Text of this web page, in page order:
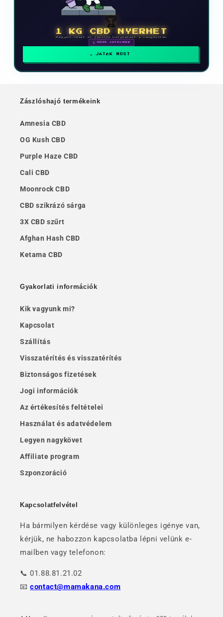
🏆
1 KG CBD NYERHET
Vegyen részt és javítsa helyezését a ranglistán
🗓 HAVI JUTALMAK
JÁTÉK MOST
Zászlóshajó termékeink
Amnesia CBD
OG Kush CBD
Purple Haze CBD
Cali CBD
Moonrock CBD
CBD szikrázó sárga
3X CBD szűrt
Afghan Hash CBD
Ketama CBD
Gyakorlati információk
Kik vagyunk mi?
Kapcsolat
Szállítás
Visszatérítés és visszatérítés
Biztonságos fizetések
Jogi információk
Az értékesítés feltételei
Használat és adatvédelem
Legyen nagykövet
Affiliate program
Szponzoráció
Kapcsolatfelvétel
Ha bármilyen kérdése vagy különleges igénye van,
kérjük, ne habozzon kapcsolatba lépni velünk e-
mailben vagy telefonon:
📞 01.88.81.21.02
📧contact@mamakana.com